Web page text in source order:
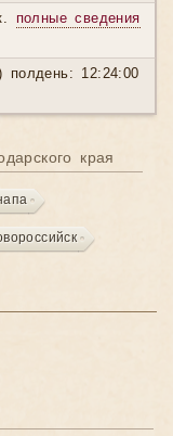
полные сведения
полдень: 12:24:00
края